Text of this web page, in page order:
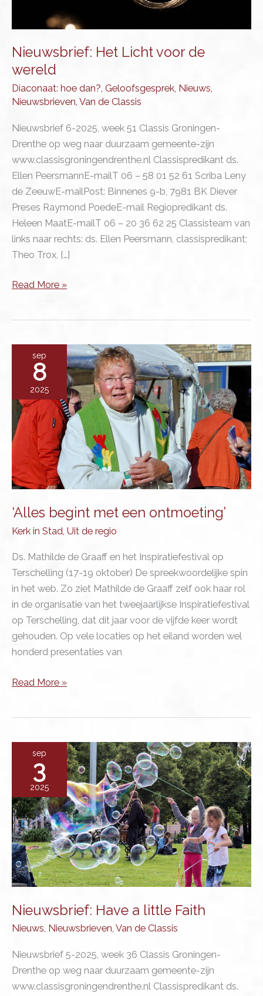
Nieuwsbrief: Het Licht voor de
wereld
Diaconaat: hoe dan?, Geloofsgesprek, Nieuws,
Nieuwsbrieven, Van de Classis
Nieuwsbrief 6-2025, week 51 Classis Groningen-
Drenthe op weg naar duurzaam gemeente-zijn
www.classisgroningendrenthe.nl Classispredikant ds.
Ellen PeersmannE-mailT 06 – 58 01 52 61 Scriba Leny
de ZeeuwE-mailPost: Binnenes 9-b, 7981 BK Diever
Preses Raymond PoedeE-mail Regiopredikant ds.
Heleen MaatE-mailT 06 – 20 36 62 25 Classisteam van
links naar rechts: ds. Ellen Peersmann, classispredikant;
Theo Trox, […]
Nieuwsbrief:
de
wereld
Read More »
sep
8
2025
‘Alles begint met een ontmoeting’
Kerk in Stad Uit de regio
Ds. Mathilde de Graaff en het Inspiratiefestival op
Terschelling (17-19 oktober) De spreekwoordelijke spin
in het web. Zo ziet Mathilde de Graaff zelf ook haar rol
in de organisatie van het tweejaarlijkse Inspiratiefestival
op Terschelling, dat dit jaar voor de vijfde keer wordt
gehouden. Op vele locaties op het eiland worden wel
honderd presentaties van
‘Alles
ontmoeting’
Read More »
sep
3
2025
Nieuwsbrief: Have a little Faith
Nieuws, Nieuwsbrieven, Van de Classis
Nieuwsbrief 5-2025, week 36 Classis Groningen-
Drenthe op weg naar duurzaam gemeente-zijn
www.classisgroningendrenthe.nl Classispredikant ds.